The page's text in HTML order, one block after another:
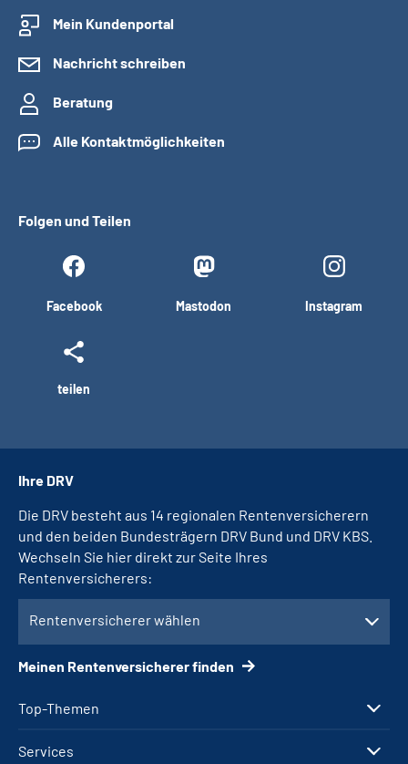
Mein Kundenportal
Nachricht schreiben
Beratung
Alle Kontaktmöglichkeiten
Folgen und Teilen
Facebook Mastodon Instagram
teilen
Top-Themen
Services
Ihre DRV
Die DRV besteht aus 14 regionalen Rentenversicherern
und den beiden Bundesträgern DRV Bund und DRV KBS.
Wechseln Sie hier direkt zur Seite Ihres
Rentenversicherers:
Rentenversicherer wählen
Meinen Rentenversicherer finden